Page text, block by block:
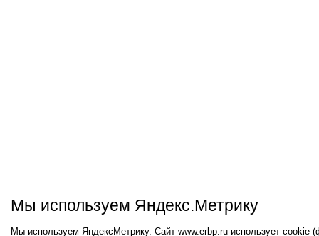
Мы используем Яндекс.Метрику
Мы используем ЯндексМетрику. Сайт www.erbp.ru использует